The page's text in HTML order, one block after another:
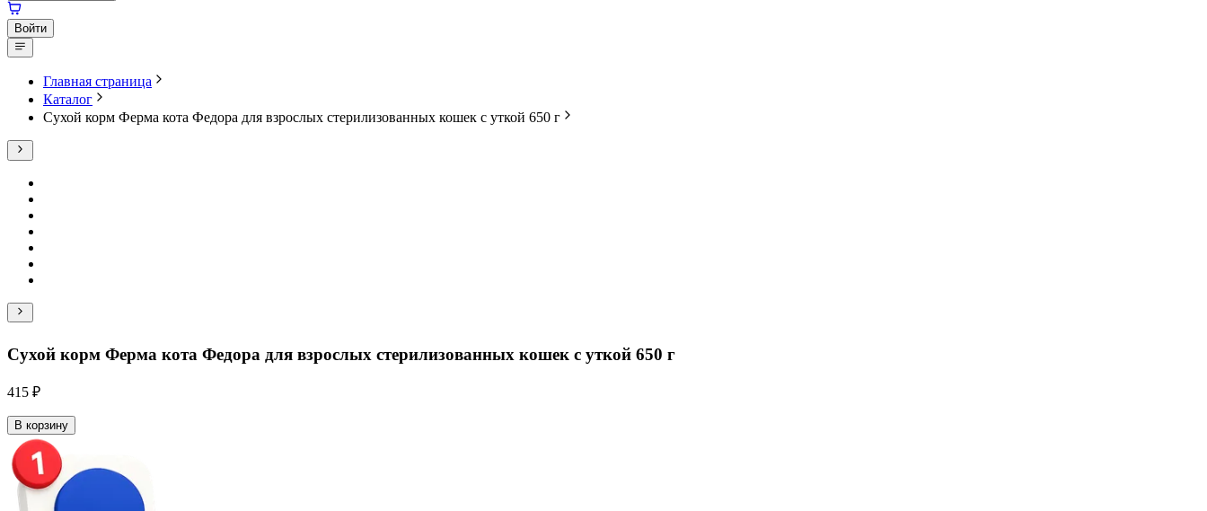
Войти
Главная страница
Каталог
Сухой корм Ферма кота Федора для взрослых стерилизованных кошек с уткой 650 г
Сухой корм Ферма кота Федора для взрослых стерилизованных кошек с уткой 650 г
415 ₽
В корзину